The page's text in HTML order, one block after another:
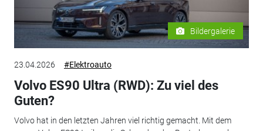
Bildergalerie
23.04.2026 #Elektroauto
Volvo ES90 Ultra (RWD): Zu viel des
Guten?
Volvo hat in den letzten Jahren viel richtig gemacht. Mit dem